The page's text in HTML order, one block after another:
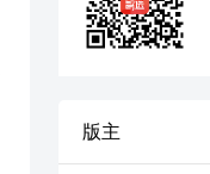
版主